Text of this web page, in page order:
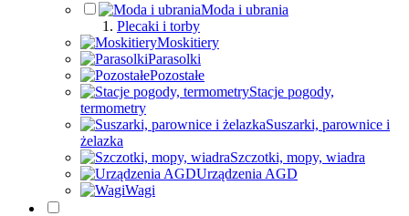
Moda i ubrania
Plecaki i torby
Moskitiery
Parasolki
Pozostałe
Stacje pogody,
termometry
Suszarki, parownice i
żelazka
Szczotki, mopy, wiadra
Urządzenia AGD
Wagi